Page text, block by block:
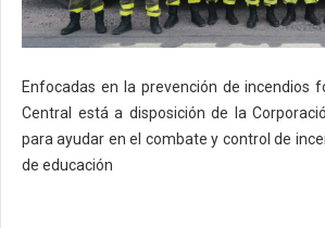
Enfocadas en la prevención de incendios
Central está a disposición de la
para ayudar en el combate y control de
de educación